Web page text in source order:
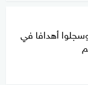
أهدافا في